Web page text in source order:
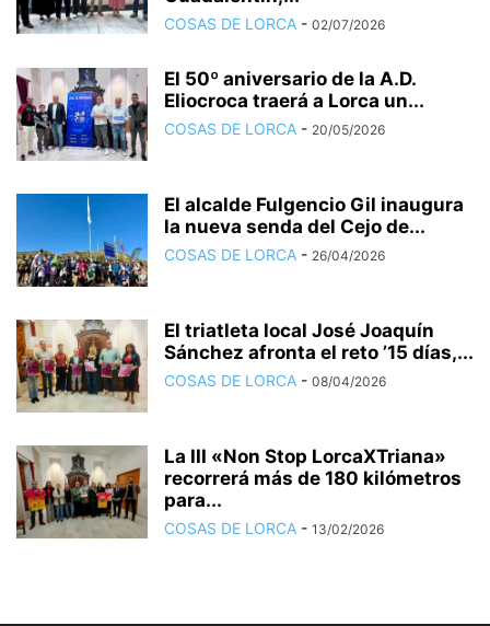
COSAS DE LORCA - 02/07/2026
El 50º aniversario de la A.D.
Eliocroca traerá a Lorca un...
COSAS DE LORCA - 20/05/2026
El alcalde Fulgencio Gil inaugura
la nueva senda del Cejo de...
COSAS DE LORCA - 26/04/2026
El triatleta local José Joaquín
Sánchez afronta el reto ’15 días,...
COSAS DE LORCA - 08/04/2026
La III «Non Stop LorcaXTriana»
recorrerá más de 180 kilómetros
para...
COSAS DE LORCA - 13/02/2026